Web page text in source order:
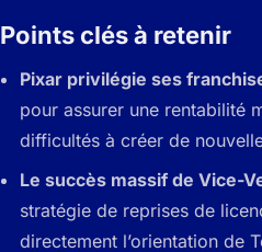
Points clés à retenir
Pixar privilégie ses
pour assurer une rentabilité
difficultés à créer de
Le succès massif de Vice-
stratégie de reprises de
directement l’orientation de